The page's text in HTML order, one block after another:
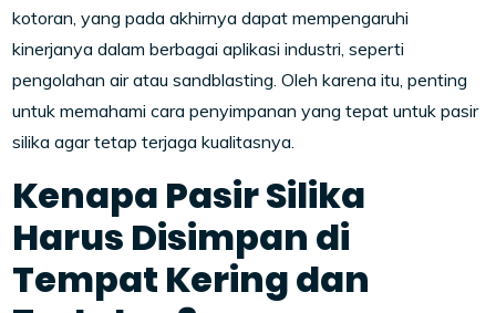
kotoran, yang pada akhirnya dapat mempengaruhi
kinerjanya dalam berbagai aplikasi industri, seperti
pengolahan air atau sandblasting. Oleh karena itu, penting
untuk memahami cara penyimpanan yang tepat untuk pasir
silika agar tetap terjaga kualitasnya.
Kenapa Pasir Silika
Harus Disimpan di
Tempat Kering dan